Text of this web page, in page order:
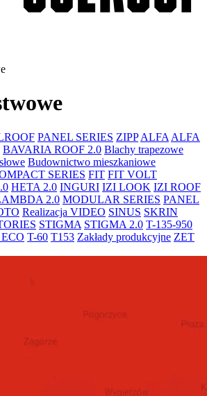
PANEL SERIES ZIPP ALFA ALFA
BAVARIA ROOF 2.0 Blachy trapezowe
Budownictwo mieszkaniowe
SERIES FIT FIT VOLT
HETA 2.0 INGURI IZI LOOK IZI ROOF
2.0 MODULAR SERIES PANEL
Realizacja VIDEO SINUS SKRIN
STIGMA STIGMA 2.0 T-135-950
T-60 T153 Zakłady produkcyjne ZET